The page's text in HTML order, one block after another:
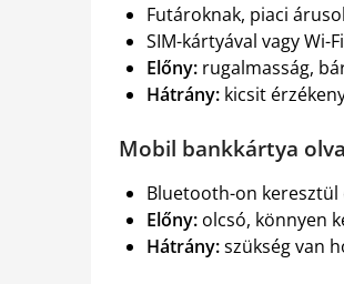
Futároknak, piaci
SIM-kártyával vagy
Előny: rugalmasság,
Hátrány: kicsit
Mobil bankkártya
Bluetooth-on keresztül
Előny: olcsó, könnyen
Hátrány:szükség van